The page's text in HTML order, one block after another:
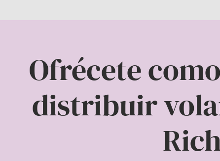
Ofrécete
distribuir